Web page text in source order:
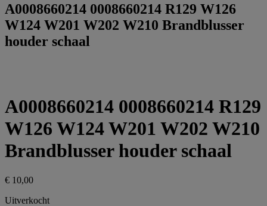
A0008660214 0008660214 R129 W126
W124 W201 W202 W210 Brandblusser
houder schaal
A0008660214 0008660214 R129
W126 W124 W201 W202 W210
Brandblusser houder schaal
€ 10,00
Uitverkocht